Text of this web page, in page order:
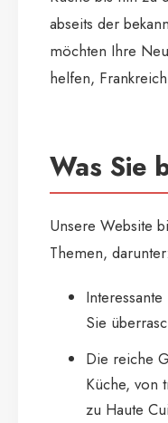
abseits der
möchten Ihre
helfen,
Was Sie
Unsere Website
Themen, darunter:
Sie
Die reiche
Küche, von
zu Haute